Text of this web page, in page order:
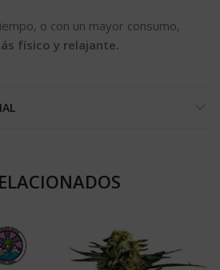
o con un mayor consumo,
físico y relajante.